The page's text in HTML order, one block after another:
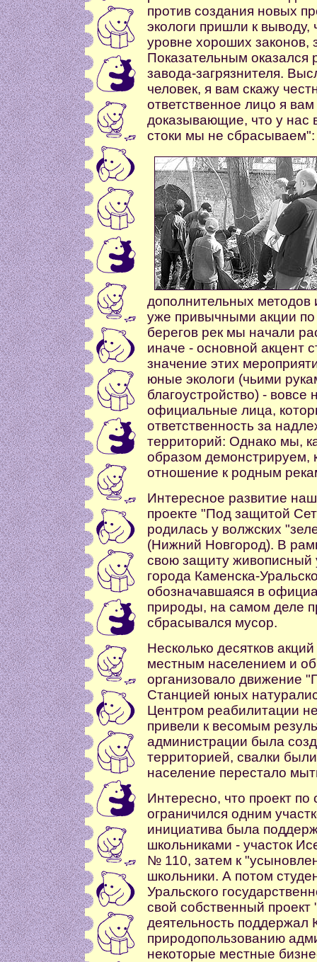
против создания новых
экологи пришли к
уровне хороших законов,
Показательным оказался
завода-загрязнителя.
человек, я вам скажу
ответственное лицо я
доказывающие, что у нас
стоки мы не сбрасываем":
дополнительных
уже привычными акции по
берегов рек мы начали
иначе - основной акцент
значение этих
юные экологи (чьими
благоустройство) - вовсе
официальные лица,
ответственность за
территорий: Однако мы,
образом демонстрируем,
отношение к родным
Интересное развитие
проекте "Под защитой
родилась у волжских
(Нижний Новгород). В
свою защиту живописный
города Каменска-
обозначавшаяся в
природы, на самом деле
сбрасывался мусор.
Несколько десятков
местным населением и
организовало движение
Станцией юных
Центром реабилитации
привели к весомым
администрации была
территорией, свалки
население перестало
Интересно, что проект
ограничился одним
инициатива была
школьниками - участок
№ 110, затем к
школьники. А потом
Уральского
свой собственный
деятельность поддержал
природопользованию
некоторые местные